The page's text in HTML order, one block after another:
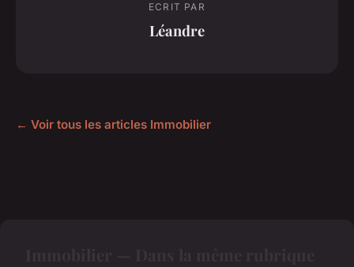
ECRIT PAR
Léandre
← Voir tous les articles Immobilier